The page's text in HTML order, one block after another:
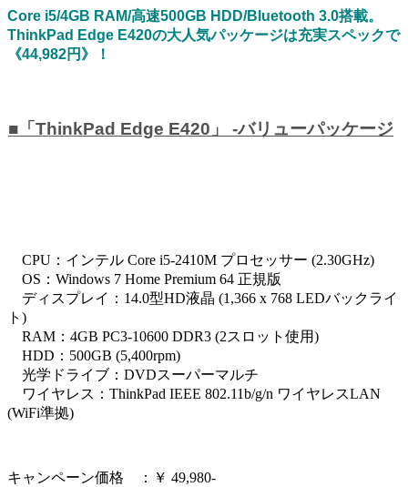
Core i5/4GB RAM/高速500GB HDD/Bluetooth 3.0搭載。
ThinkPad Edge E420の大人気パッケージは充実スペックで
《44,982円》！
■「ThinkPad Edge E420」 -バリューパッケージ
CPU：インテル Core i5-2410M プロセッサー (2.30GHz)
OS：Windows 7 Home Premium 64 正規版
ディスプレイ：14.0型HD液晶 (1,366 x 768 LEDバックライ
ト)
RAM：4GB PC3-10600 DDR3 (2スロット使用)
HDD：500GB (5,400rpm)
光学ドライブ：DVDスーパーマルチ
ワイヤレス：ThinkPad IEEE 802.11b/g/n ワイヤレスLAN
(WiFi準拠)
キャンペーン価格 ：￥ 49,980-